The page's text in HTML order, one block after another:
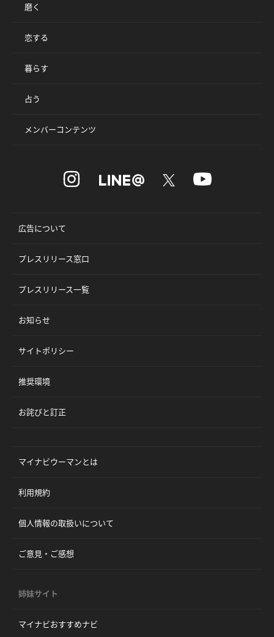
磨く
恋する
暮らす
占う
メンバーコンテンツ
広告について
プレスリリース窓口
プレスリリース一覧
お知らせ
サイトポリシー
推奨環境
お詫びと訂正
マイナビウーマンとは
利用規約
個人情報の取扱いについて
ご意見・ご感想
姉妹サイト
マイナビおすすめナビ